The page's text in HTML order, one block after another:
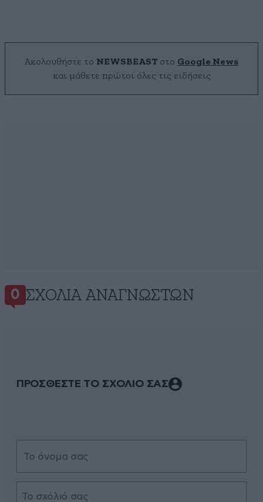
Ακολουθήστε το NEWSBEAST στο Google News
και μάθετε πρώτοι όλες τις ειδήσεις
0 ΣΧΌΛΙΑ ΑΝΑΓΝΩΣΤΏΝ
ΠΡΟΣΘΕΣΤΕ ΤΟ ΣΧΟΛΙΟ ΣΑΣ